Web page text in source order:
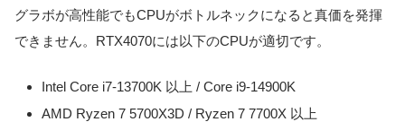
グラボが高性能でもCPUがボトルネックになると真価を発揮
できません。RTX4070には以下のCPUが適切です。
Intel Core i7-13700K 以上 / Core i9-14900K
AMD Ryzen 7 5700X3D / Ryzen 7 7700X 以上